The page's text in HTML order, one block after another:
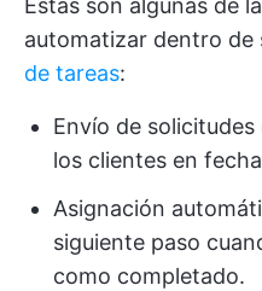
Estas son algunas de
automatizar dentro de
de tareas:
Envío de
los clientes en
Asignación
siguiente paso
como completado.